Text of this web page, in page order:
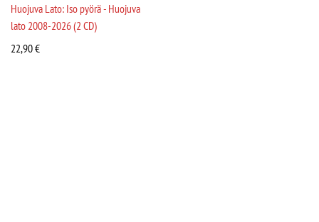
Huojuva Lato: Iso pyörä - Huojuva
lato 2008-2026 (2 CD)
22,90€